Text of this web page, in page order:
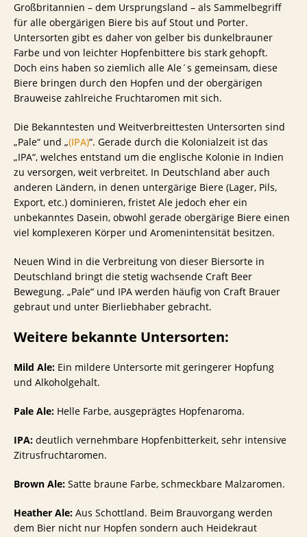
Großbritannien – dem Ursprungsland – als Sammelbegriff
für alle obergärigen Biere bis auf Stout und Porter.
Untersorten gibt es daher von gelber bis dunkelbrauner
Farbe und von leichter Hopfenbittere bis stark gehopft.
Doch eins haben so ziemlich alle Ale´s gemeinsam, diese
Biere bringen durch den Hopfen und der obergärigen
Brauweise zahlreiche Fruchtaromen mit sich.
Die Bekanntesten und Weitverbreittesten Untersorten sind
„Pale“ und „(IPA)“. Gerade durch die Kolonialzeit ist das
„IPA“, welches entstand um die englische Kolonie in Indien
zu versorgen, weit verbreitet. In Deutschland aber auch
anderen Ländern, in denen untergärige Biere (Lager, Pils,
Export, etc.) dominieren, fristet Ale jedoch eher ein
unbekanntes Dasein, obwohl gerade obergärige Biere einen
viel komplexeren Körper und Aromenintensität besitzen.
Neuen Wind in die Verbreitung von dieser Biersorte in
Deutschland bringt die stetig wachsende Craft Beer
Bewegung. „Pale“ und IPA werden häufig von Craft Brauer
gebraut und unter Bierliebhaber gebracht.
Weitere bekannte Untersorten:
Mild Ale: Ein mildere Untersorte mit geringerer Hopfung
und Alkoholgehalt.
Pale Ale: Helle Farbe, ausgeprägtes Hopfenaroma.
IPA: deutlich vernehmbare Hopfenbitterkeit, sehr intensive
Zitrusfruchtaromen.
Brown Ale: Satte braune Farbe, schmeckbare Malzaromen.
Heather Ale: Aus Schottland. Beim Brauvorgang werden
dem Bier nicht nur Hopfen sondern auch Heidekraut